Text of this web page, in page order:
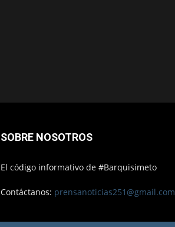
SOBRE NOSOTROS
El código informativo de #Barquisimeto
Contáctanos: prensanoticias251@gmail.com